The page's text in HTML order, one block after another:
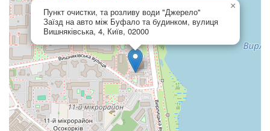
Пункт очистки, та розливу води "Джерело"
Заїзд на авто між Буфало та будинком, вулиця
Вишняківська, 4, Київ, 02000
×